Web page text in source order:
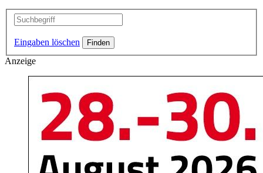
Eingaben löschen
Anzeige